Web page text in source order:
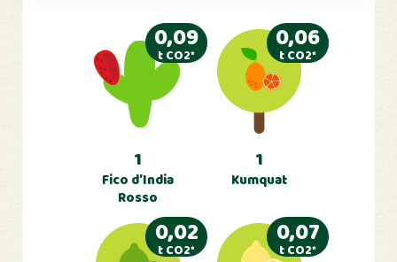
0,09
t CO2*
1
Fico d’India
Rosso
0,06
t CO2*
1
Kumquat
0,02
t CO2* 0,07
t CO2*